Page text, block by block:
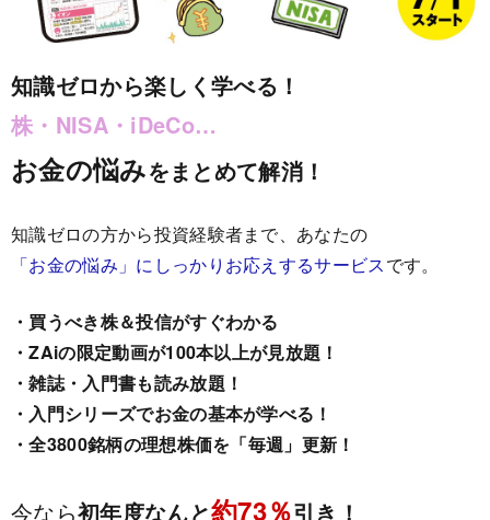
知識ゼロから楽しく学べる！
株・NISA・iDeCo…
お金の悩みをまとめて解消！
知識ゼロの方から投資経験者まで、あなたの
「お金の悩み」にしっかりお応えするサービスです。
・買うべき株＆投信がすぐわかる
・ZAiの限定動画が100本以上が見放題！
・雑誌・入門書も読み放題！
・入門シリーズでお金の基本が学べる！
・全3800銘柄の理想株価を「毎週」更新！
今なら初年度なんと約73％引き！